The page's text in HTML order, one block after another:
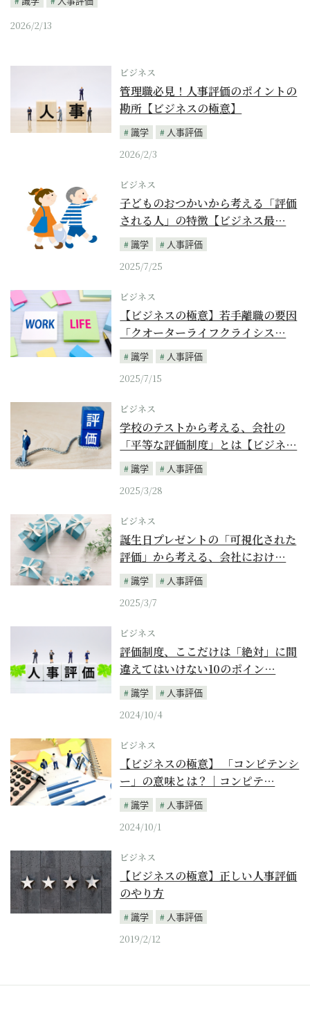
2026/2/13
ビジネス
管理職必見！人事評価のポイントの
勘所【ビジネスの極意】
識学
人事評価
2026/2/3
ビジネス
子どものおつかいから考える「評価
される人」の特徴【ビジネス最…
識学
人事評価
2025/7/25
ビジネス
【ビジネスの極意】若手離職の要因
「クオーターライフクライシス…
識学
人事評価
2025/7/15
ビジネス
学校のテストから考える、会社の
「平等な評価制度」とは【ビジネ…
識学
人事評価
2025/3/28
ビジネス
誕生日プレゼントの「可視化された
評価」から考える、会社におけ…
識学
人事評価
2025/3/7
ビジネス
評価制度、ここだけは「絶対」に間
違えてはいけない10のポイン…
識学
人事評価
2024/10/4
ビジネス
【ビジネスの極意】 「コンピテンシ
ー」の意味とは？｜コンピテ…
識学
人事評価
2024/10/1
ビジネス
【ビジネスの極意】正しい人事評価
のやり方
識学
人事評価
2019/2/12